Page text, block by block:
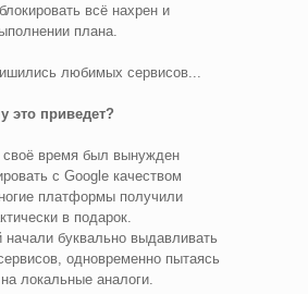
всё нахрен и
плана.
любимых сервисов...
это приведет?
своё время был вынужден
с Google качеством
платформы получили
в подарок.
начали буквально выдавливать
одновременно пытаясь
локальные аналоги.